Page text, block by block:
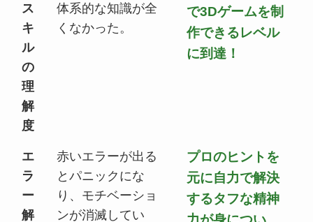
ス
キ
ル
の
理
解
度
体系的な知識が全
くなかった。
で3Dゲームを制
作できるレベル
に到達！
エ
ラ
ー
解
赤いエラーが出る
とパニックにな
り、モチベーショ
ンが消滅してい
プロのヒントを
元に自力で解決
するタフな精神